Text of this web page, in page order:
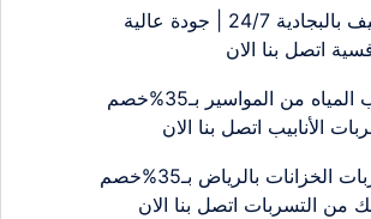
شركة تنظيف بالبجادية 24/7 | جودة عالية
بنا الان
علاج تسرب المياه من المواسير بـ35%خصم
اتصل بنا الان
كشف تسربات الخزانات بالرياض بـ35%خصم
اتصل بنا الان